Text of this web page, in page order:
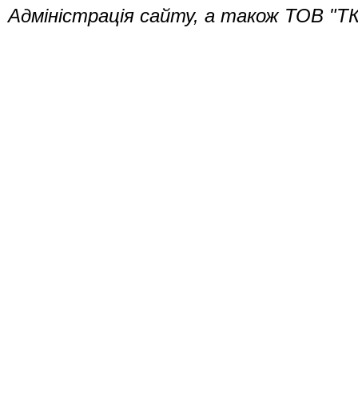
Адміністрація сайту, а також ТОВ